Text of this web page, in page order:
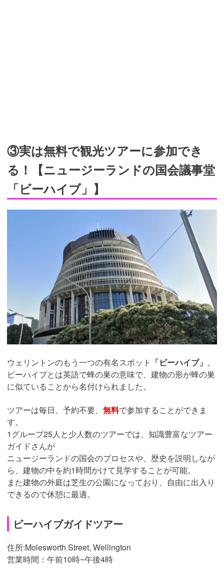
③実は無料で観光ツアーに参加でき
る！【ニュージーランドの国会議事堂
「ビーハイブ」】
ウェリントンのもう一つの有名スポット 「ビーハイブ」 。
ビーハイブとは英語で蜂の巣の意味で、建物の形が蜂の巣
に似ていることから名付けられました。
ツアーは毎日、予約不要、 無料で参加することができま
す。
1グループ25人と少人数のツアーでは、知識豊富なツアー
ガイドさんが
ニュージーランドの国会のプロセスや、歴史を説明しなが
ら、建物の中を約1時間かけて見学することが可能。
また建物の外庭は芝生の公園になっており、自由に出入り
できるので休憩に最適。
ビーハイブガイドツアー
住所:Molesworth Street, Wellington
営業時間：午前10時~午後4時